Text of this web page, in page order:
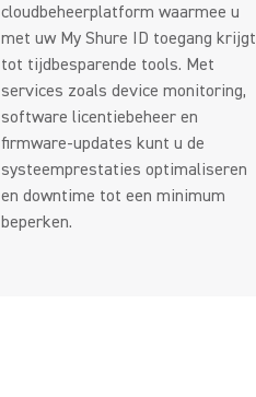
cloudbeheerplatform waarmee u
met uw My Shure ID toegang krijgt
tot tijdbesparende tools. Met
services zoals device monitoring,
software licentiebeheer en
firmware-updates kunt u de
systeemprestaties optimaliseren
en downtime tot een minimum
beperken.